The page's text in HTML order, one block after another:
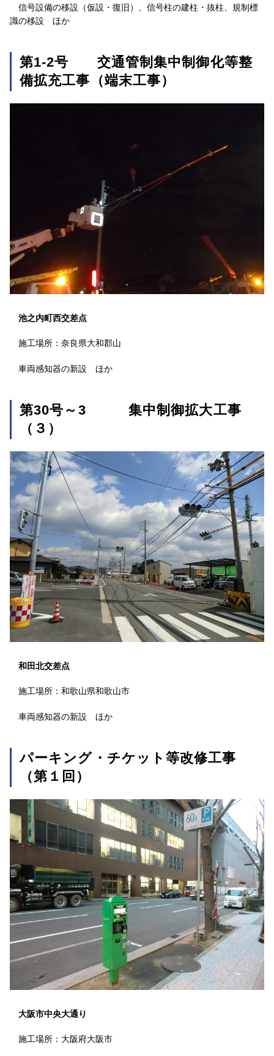
信号設備の移設（仮設・復旧）、信号柱の建柱・抜柱、規制標
識の移設 ほか
第1-2号 交通管制集中制御化等整
備拡充工事（端末工事）
池之内町西交差点
施工場所：奈良県大和郡山
車両感知器の新設 ほか
第30号～3 集中制御拡大工事
（３）
和田北交差点
施工場所：和歌山県和歌山市
車両感知器の新設 ほか
パーキング・チケット等改修工事
（第１回）
大阪市中央大通り
施工場所：大阪府大阪市